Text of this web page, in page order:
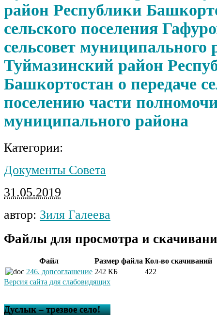
район Республики
сельского поселения
сельсовет муниципального
Туймазинский район
Башкортостан о передаче
поселению части
муниципального района
Категории:
Документы Совета
31.05.2019
автор: Зиля Галеева
Файлы для просмотра и
Файл Размер файла Кол-во скачиваний
246. допсоглашение 242 КБ
422
Версия сайта для слабовидящих
Дуслык – трезвое село!